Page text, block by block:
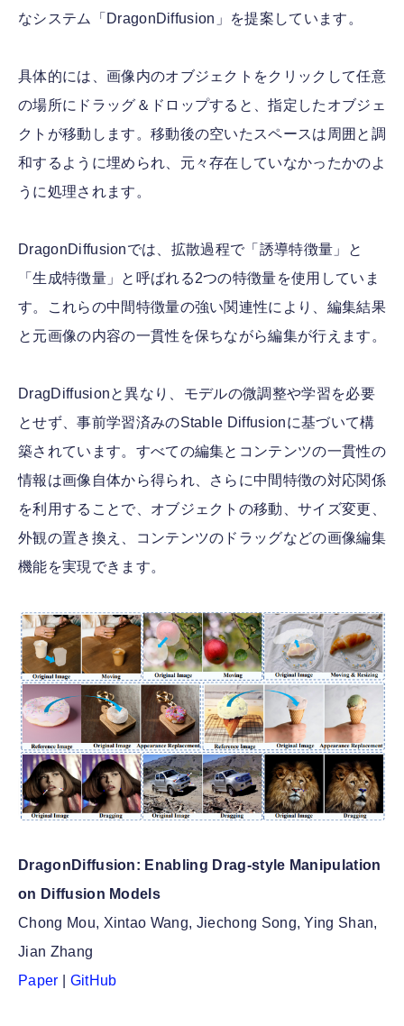
なシステム「DragonDiffusion」を提案しています。
具体的には、画像内のオブジェクトをクリックして任意
の場所にドラッグ＆ドロップすると、指定したオブジェ
クトが移動します。移動後の空いたスペースは周囲と調
和するように埋められ、元々存在していなかったかのよ
うに処理されます。
DragonDiffusionでは、拡散過程で「誘導特徴量」と
「生成特徴量」と呼ばれる2つの特徴量を使用していま
す。これらの中間特徴量の強い関連性により、編集結果
と元画像の内容の一貫性を保ちながら編集が行えます。
DragDiffusionと異なり、モデルの微調整や学習を必要
とせず、事前学習済みのStable Diffusionに基づいて構
築されています。すべての編集とコンテンツの一貫性の
情報は画像自体から得られ、さらに中間特徴の対応関係
を利用することで、オブジェクトの移動、サイズ変更、
外観の置き換え、コンテンツのドラッグなどの画像編集
機能を実現できます。
DragonDiffusion: Enabling Drag-style Manipulation
on Diffusion Models
Chong Mou, Xintao Wang, Jiechong Song, Ying Shan,
Jian Zhang
Paper
GitHub